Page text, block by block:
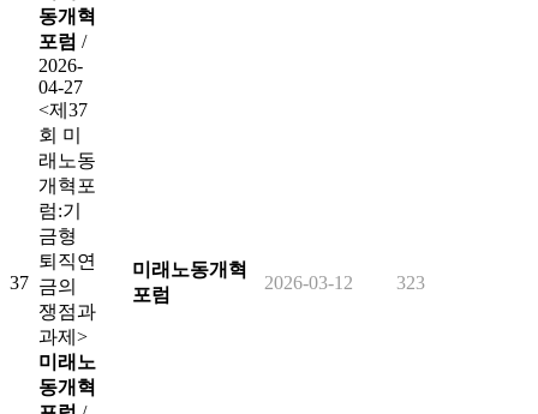
동개혁
포럼 /
2026-
04-27
37
<제37
회 미
래노동
개혁포
럼:기
금형
퇴직연
금의
쟁점과
과제>
미래노
동개혁
미래노동개혁
포럼
2026-03-12 323